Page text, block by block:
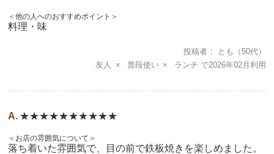
＜他の人へのおすすめポイント＞
料理・味
投稿者 とも
（50代）
友人
普段使い ランチ 2026年02月
★★★★★★★★★★
＜お店の雰囲気について＞
落ち着いた雰囲気で、目の前で鉄板焼きを楽しめました。